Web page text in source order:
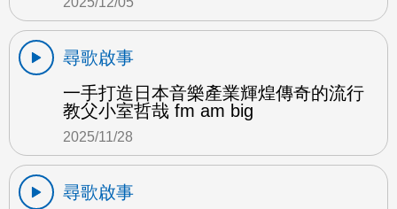
尋歌啟事
一手打造日本音樂產業輝煌傳奇的流行
教父小室哲哉 fm am big
2025/11/28
尋歌啟事